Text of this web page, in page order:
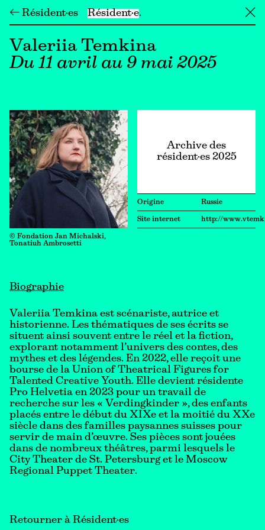
← Résident·es Résident·e ╳
Valeriia Temkina
Du 11 avril au 9 mai 2025
© Fondation Jan Michalski,
Tonatiuh Ambrosetti
Archive des
résident·es 2025
Origine Russie
Site internet http://
Biographie
Valeriia Temkina est scénariste, autrice et
historienne. Les thématiques de ses écrits se
situent ainsi souvent entre le réel et la fiction,
explorant notamment l’univers des contes, des
mythes et des légendes. En 2022, elle reçoit une
bourse de la Union of Theatrical Figures for
Talented Creative Youth. Elle devient résidente
Pro Helvetia en 2023 pour un travail de
recherche sur les « Verdingkinder », des enfants
placés entre le début du XIXe et la moitié du XXe
siècle dans des familles paysannes suisses pour
servir de main d’œuvre. Ses pièces sont jouées
dans de nombreux théâtres, parmi lesquels le
City Theater de St. Petersburg et le Moscow
Regional Puppet Theater.
Retourner à Résident·es